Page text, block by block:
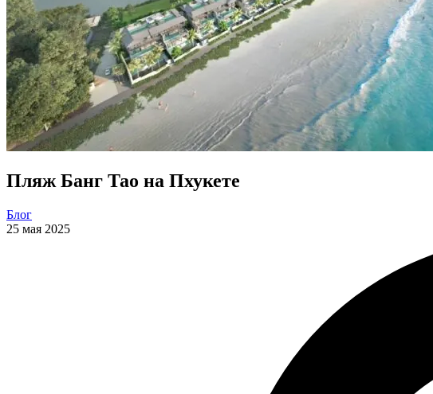
Пляж Банг Тао на Пхукете
Блог
25 мая 2025